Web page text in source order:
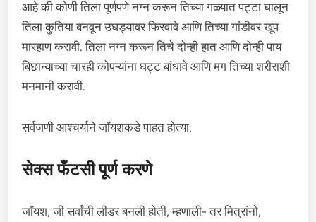
आहे की कोणी तिला पूर्णपणे नग्न करून तिच्या गळ्यात पट्टा घालून
तिला कुतिया बनवून उघड्यावर फिरवावे आणि तिच्या गांडीवर खूप
मारहाण करावी. तिला नग्न करून तिचे दोन्ही हात आणि दोन्ही पाय
बिछान्याच्या चारही कोपऱ्यांना घट्ट बांधावे आणि मग तिच्या शरीराशी
मनमानी करावी.
सर्वजणी आश्चर्याने जॉयशकडे पाहत होत्या.
सेक्स फँटसी पूर्ण करणे
जॉयश, जी सर्वांची लीडर बनली होती, म्हणाली- तर मित्रांनो,